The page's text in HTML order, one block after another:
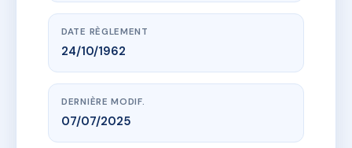
DATE RÈGLEMENT
24/10/1962
DERNIÈRE MODIF.
07/07/2025